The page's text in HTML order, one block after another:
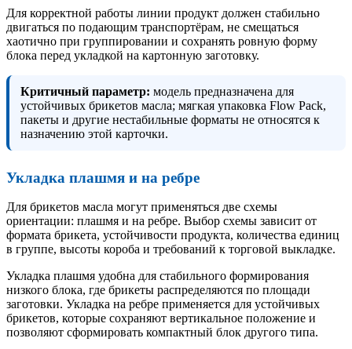
Для корректной работы линии продукт должен стабильно
двигаться по подающим транспортёрам, не смещаться
хаотично при группировании и сохранять ровную форму
блока перед укладкой на картонную заготовку.
Критичный параметр: модель предназначена для
устойчивых брикетов масла; мягкая упаковка Flow Pack,
пакеты и другие нестабильные форматы не относятся к
назначению этой карточки.
Укладка плашмя и на ребре
Для брикетов масла могут применяться две схемы
ориентации: плашмя и на ребре. Выбор схемы зависит от
формата брикета, устойчивости продукта, количества единиц
в группе, высоты короба и требований к торговой выкладке.
Укладка плашмя удобна для стабильного формирования
низкого блока, где брикеты распределяются по площади
заготовки. Укладка на ребре применяется для устойчивых
брикетов, которые сохраняют вертикальное положение и
позволяют сформировать компактный блок другого типа.